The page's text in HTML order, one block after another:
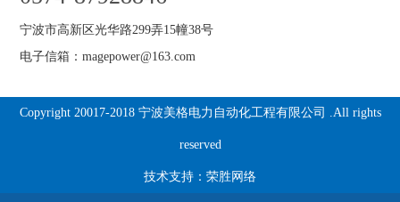
宁波市高新区光华路299弄15幢38号
电子信箱：magepower@163.com
Copyright 20017-2018 宁波美格电力自动化工程有限公司 .All rights
reserved
技术支持： 荣胜网络